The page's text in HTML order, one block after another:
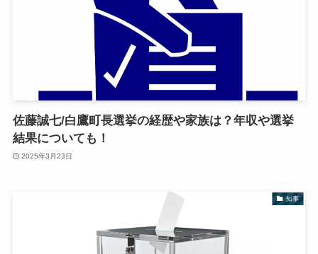
佐藤誠七/白鷹町長選挙の経歴や家族は？年収や選挙
結果についても！
2025年3月23日
知事